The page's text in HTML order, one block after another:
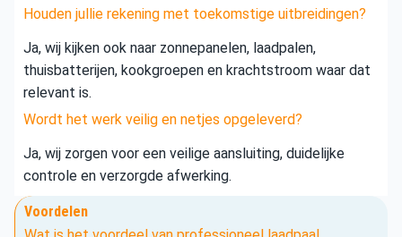
Houden jullie rekening met toekomstige uitbreidingen?
Ja, wij kijken ook naar zonnepanelen, laadpalen,
thuisbatterijen, kookgroepen en krachtstroom waar dat
relevant is.
Wordt het werk veilig en netjes opgeleverd?
Ja, wij zorgen voor een veilige aansluiting, duidelijke
controle en verzorgde afwerking.
Voordelen